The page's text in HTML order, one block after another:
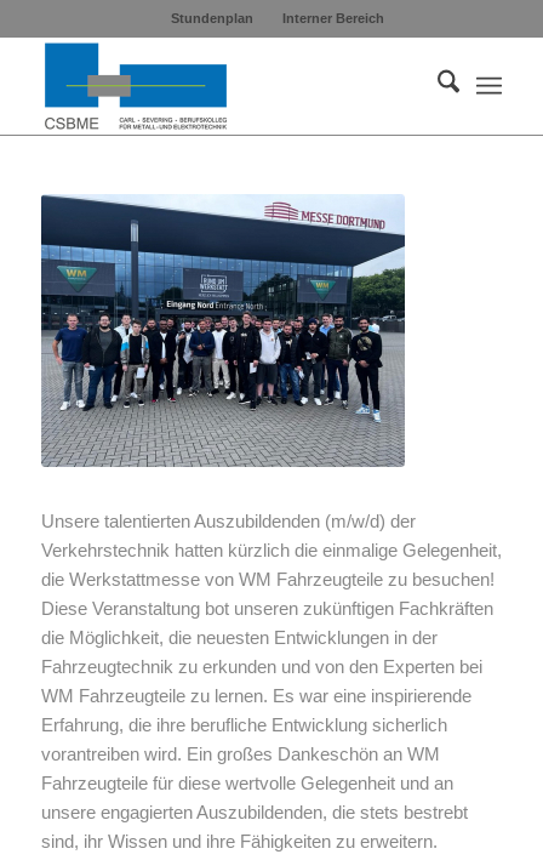
Stundenplan Interner Bereich
Unsere talentierten Auszubildenden (m/w/d) der
Verkehrstechnik hatten kürzlich die einmalige Gelegenheit,
die Werkstattmesse von WM Fahrzeugteile zu besuchen!
Diese Veranstaltung bot unseren zukünftigen Fachkräften
die Möglichkeit, die neuesten Entwicklungen in der
Fahrzeugtechnik zu erkunden und von den Experten bei
WM Fahrzeugteile zu lernen. Es war eine inspirierende
Erfahrung, die ihre berufliche Entwicklung sicherlich
vorantreiben wird. Ein großes Dankeschön an WM
Fahrzeugteile für diese wertvolle Gelegenheit und an
unsere engagierten Auszubildenden, die stets bestrebt
sind, ihr Wissen und ihre Fähigkeiten zu erweitern.